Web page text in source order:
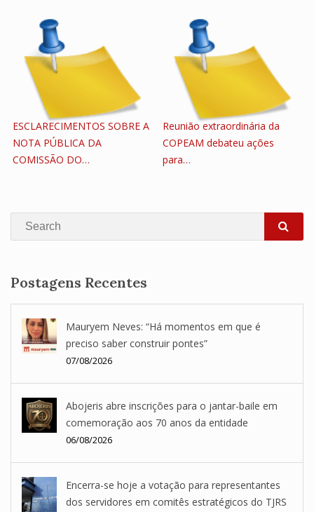
ESCLARECIMENTOS SOBRE A
NOTA PÚBLICA DA
COMISSÃO DO…
Reunião extraordinária da
COPEAM debateu ações
para…
Search
Postagens Recentes
Mauryem Neves: “Há momentos em que é
preciso saber construir pontes”
07/08/2026
Abojeris abre inscrições para o jantar-baile em
comemoração aos 70 anos da entidade
06/08/2026
Encerra-se hoje a votação para representantes
dos servidores em comitês estratégicos do TJRS